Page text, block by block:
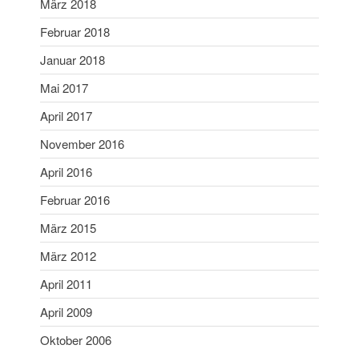
Jugend
Sport
Feed der Einträge
Kommentar-Feed
Februar 2018
Januar 2018
Mai 2017
April 2017
November 2016
April 2016
Februar 2016
März 2015
März 2012
April 2011
April 2009
Oktober 2006